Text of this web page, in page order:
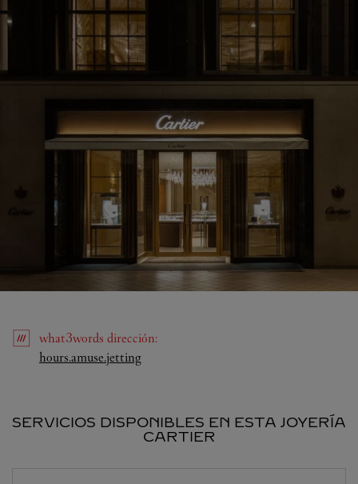
what3words dirección:
hours.amuse.jettingLink Opens in New Tab
SERVICIOS DISPONIBLES EN ESTA JOYERÍA
CARTIER